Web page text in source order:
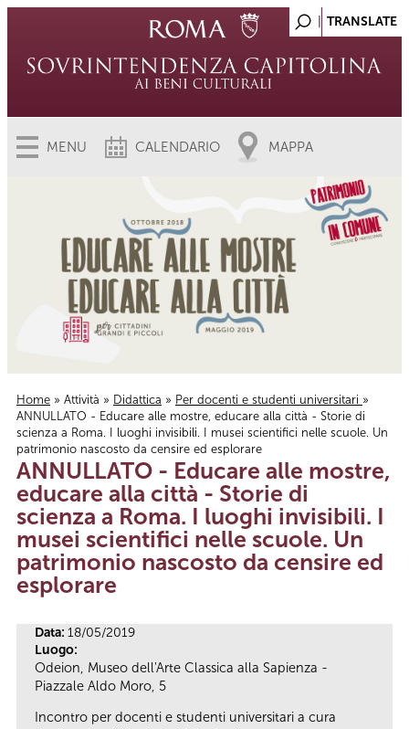
MENU CALENDARIO MAPPA
Tu sei qui
Home » Attività » Didattica » Per docenti e studenti universitari »
ANNULLATO - Educare alle mostre, educare alla città - Storie di
scienza a Roma. I luoghi invisibili. I musei scientifici nelle scuole. Un
patrimonio nascosto da censire ed esplorare
ANNULLATO - Educare alle mostre,
educare alla città - Storie di
scienza a Roma. I luoghi invisibili. I
musei scientifici nelle scuole. Un
patrimonio nascosto da censire ed
esplorare
Data: 18/05/2019
Luogo:
Odeion, Museo dell'Arte Classica alla Sapienza -
Piazzale Aldo Moro, 5
Incontro per docenti e studenti universitari a cura